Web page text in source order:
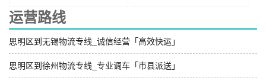
运营路线
思明区到无锡物流专线_诚信经营「高效快运」
思明区到徐州物流专线_专业调车「市县派送」